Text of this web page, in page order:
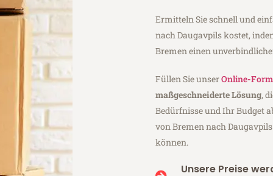
Ermitteln Sie schnell und
nach Daugavpils kostet,
Bremen einen
Füllen Sie unserOnline-
maßgeschneiderte Lösung,
Bedürfnisse und Ihr Budget
von Bremen nach
können.
Unsere Preise